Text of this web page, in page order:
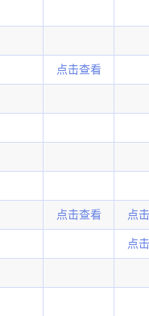
点击查看
点击查看 点
点